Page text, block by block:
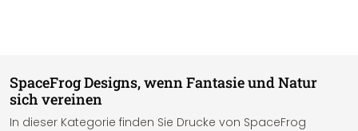
SpaceFrog Designs, wenn Fantasie und Natur
sich vereinen
In dieser Kategorie finden Sie Drucke von SpaceFrog